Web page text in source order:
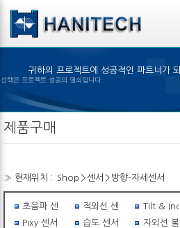
본문 바로가기
귀하의 프로젝트에 성공적인 파트너가
품의 선택은 프로젝트 성공의 열쇠입니다.
제품구매
» 현재위치 : Shop >센서 > 방향-자세센서
초음파 센서 적외선 센서 Tilt &
Pixy 센서
습도 센서 자외선